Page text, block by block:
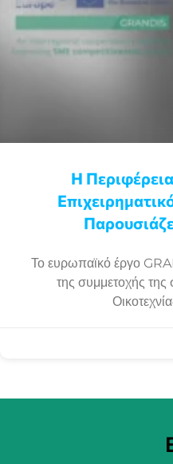
Η
Το ευρωπαϊκό έργο
της συμμετοχής